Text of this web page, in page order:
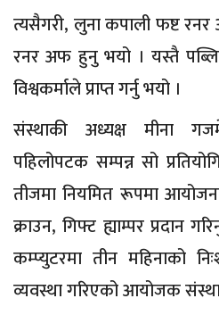
त्यसैगरी, लुना कपाली फष्ट
रनर अफ हुनु भयो । यस्तै
विश्वकर्माले प्राप्त गर्नु भयो ।
संस्थाकी अध्यक्ष मीना
पहिलोपटक सम्पन्न सो
तीजमा नियमित रूपमा
क्राउन, गिफ्ट ह्याम्पर प्रदान
कम्प्युटरमा तीन महिनाको
व्यवस्था गरिएको आयोजक